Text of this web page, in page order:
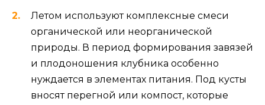
Летом используют комплексные смеси
органической или неорганической
природы. В период формирования завязей
и плодоношения клубника особенно
нуждается в элементах питания. Под кусты
вносят перегной или компост, которые